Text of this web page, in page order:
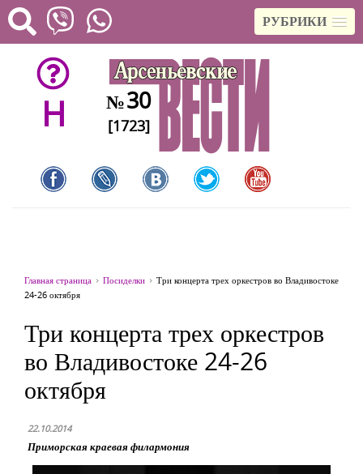
РУБРИКИ
H №30
[1723]
Главная страница Посиделки
Три концерта трех оркестров во Владивостоке
24-26 октября
Три концерта трех оркестров
во Владивостоке 24-26
октября
22.10.2014
Приморская краевая филармония